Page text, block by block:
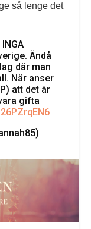
så lenge det
Ändå
där man
När anser
att det är
gifta